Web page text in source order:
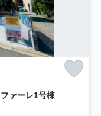
ァーレ1号棟